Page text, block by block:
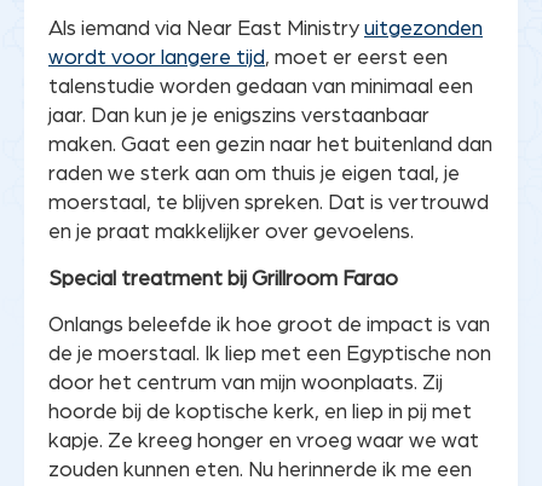
Als iemand via Near East Ministry uitgezonden
wordt voor langere tijd, moet er eerst een
talenstudie worden gedaan van minimaal een
jaar. Dan kun je je enigszins verstaanbaar
maken. Gaat een gezin naar het buitenland dan
raden we sterk aan om thuis je eigen taal, je
moerstaal, te blijven spreken. Dat is vertrouwd
en je praat makkelijker over gevoelens.
Special treatment bij Grillroom Farao
Onlangs beleefde ik hoe groot de impact is van
de je moerstaal. Ik liep met een Egyptische non
door het centrum van mijn woonplaats. Zij
hoorde bij de koptische kerk, en liep in pij met
kapje. Ze kreeg honger en vroeg waar we wat
zouden kunnen eten. Nu herinnerde ik me een